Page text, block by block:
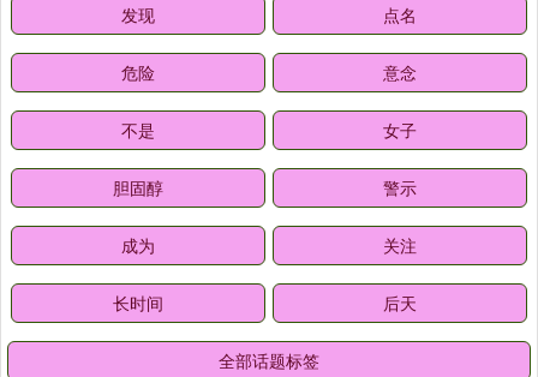
发现 点名
危险 意念
不是 女子
胆固醇 警示
成为 关注
长时间 后天
全部话题标签